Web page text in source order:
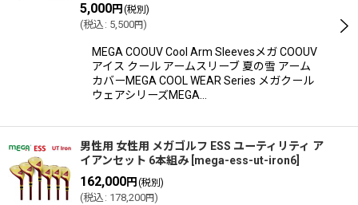
5,000円 (税別)
(税込 : 5,500円)
MEGA COOUV Cool Arm Sleevesメガ COOUV
アイス クール アームスリーブ 夏の雪 アーム
カバーMEGA COOL WEAR Series メガクール
ウェアシリーズMEGA…
男性用 女性用 メガゴルフ ESS ユーティリティ ア
イアンセット 6本組み mega-ess-ut-iron6
162,000円 (税別)
(税込 : 178,200円)